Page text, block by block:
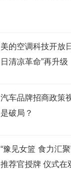
美的空调科技开放
日清凉革命”再升级
汽车品牌招商政策
是破局？
“豫见女篮 食力汇
推荐官授牌 仪式在